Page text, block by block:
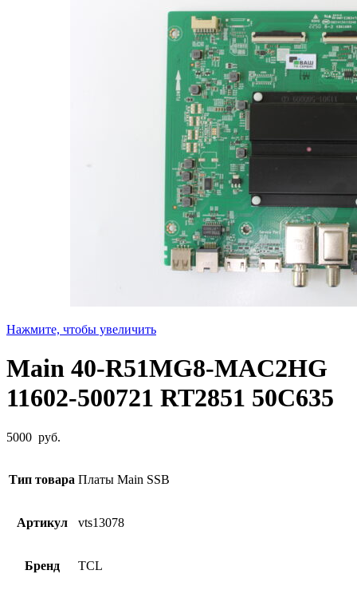
Нажмите, чтобы увеличить
Main 40-R51MG8-MAC2HG
11602-500721 RT2851 50C635
5000 руб.
Тип товара Платы Main SSB
Артикул vts13078
Бренд TCL